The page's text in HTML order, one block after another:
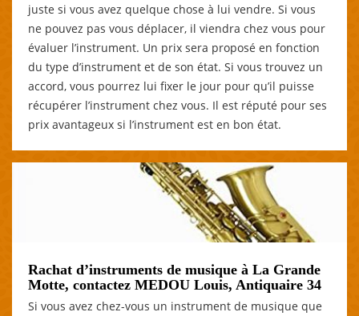
juste si vous avez quelque chose à lui vendre. Si vous
ne pouvez pas vous déplacer, il viendra chez vous pour
évaluer l’instrument. Un prix sera proposé en fonction
du type d’instrument et de son état. Si vous trouvez un
accord, vous pourrez lui fixer le jour pour qu’il puisse
récupérer l’instrument chez vous. Il est réputé pour ses
prix avantageux si l’instrument est en bon état.
Rachat d’instruments de musique à La Grande
Motte, contactez MEDOU Louis, Antiquaire 34
Si vous avez chez-vous un instrument de musique que